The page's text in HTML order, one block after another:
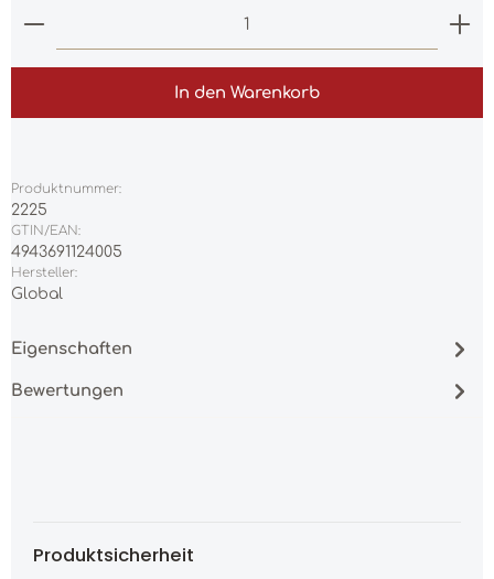
Produkt Anzahl: Gib den gewünschten Wert
In den Warenkorb
Produktnummer:
2225
GTIN/EAN:
4943691124005
Hersteller:
Global
Eigenschaften
Bewertungen
Produktsicherheit